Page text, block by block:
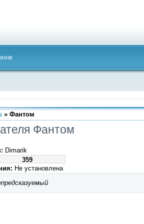
» Фантом
Фантом
Dimarik
359
Не установлена